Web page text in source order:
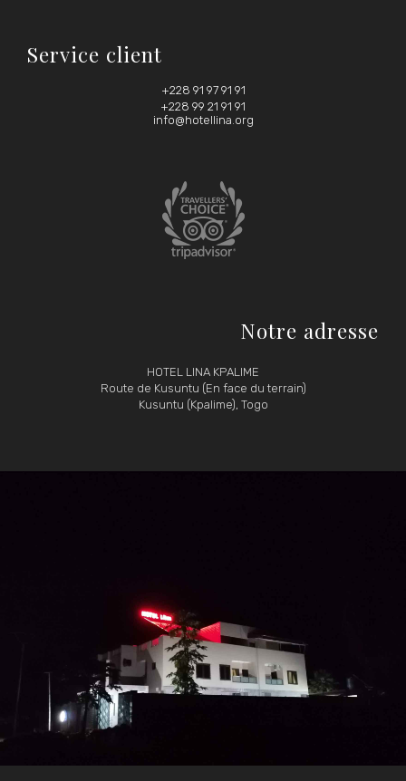
Service client
+228 91 97 91 91
+228 99 21 91 91
info@hotellina.org
Notre adresse
HOTEL LINA KPALIME
Route de Kusuntu (En face du terrain)
Kusuntu (Kpalime), Togo